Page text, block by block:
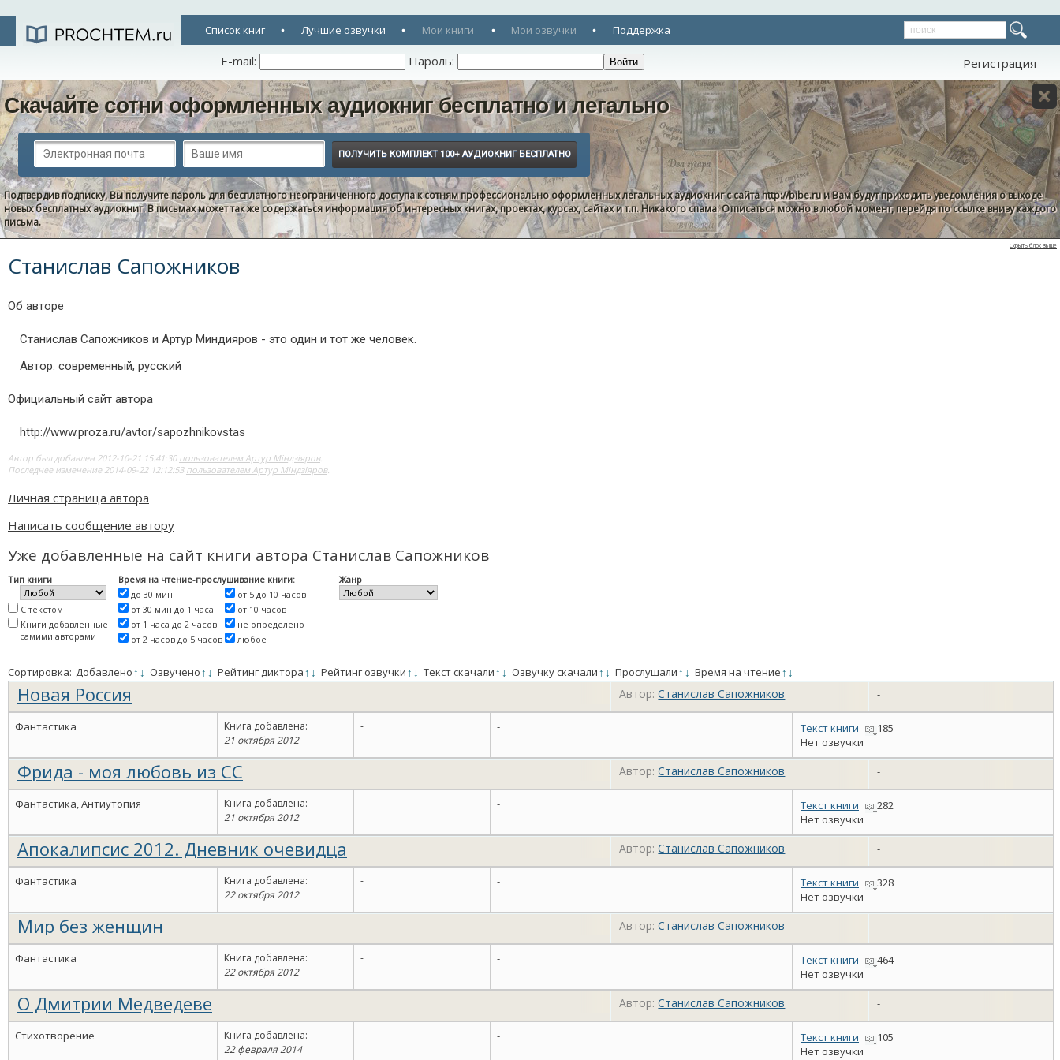
Список книг Лучшие озвучки Мои книги Мои озвучки Поддержка
E-mail: Пароль: Регистрация
Скачайте сотни оформленных аудиокниг бесплатно и легально
Подтвердив подписку, Вы получите пароль для бесплатного неограниченного доступа к сотням профессионально оформленных легальных аудиокниг с сайтаhttp://bibe.ruи Вам будут приходить уведомления о выходе
новых бесплатных аудиокниг. В письмах может так же содержаться информация об интересных книгах, проектах, курсах, сайтах и т.п. Никакого спама. Отписаться можно в любой момент, перейдя по ссылке внизу каждого
письма.
Скрыть блок выше
Станислав Сапожников
Об авторе
Станислав Сапожников и Артур Миндияров - это один и тот же человек.
Автор: современный, русский
Официальный сайт автора
http://www.proza.ru/avtor/sapozhnikovstas
Автор был добавлен 2012-10-21 15:41:30 пользователем Артур Мiндзiяров.
Последнее изменение 2014-09-22 12:12:53 пользователем Артур Мiндзiяров.
Личная страница автора
Написать сообщение автору
Уже добавленные на сайт книги автора Станислав Сапожников
Тип книги
С текстом
Книги добавленные
самими авторами
Время на чтение-прослушивание книги:
до 30 мин
от 30 мин до 1 часа
от 1 часа до 2 часов
от 2 часов до 5 часов
от 5 до 10 часов
от 10 часов
не определено
любое
Жанр
Сортировка: Добавлено↑ ↓ Озвучено↑ ↓ Рейтинг диктора↑ ↓ Рейтинг озвучки↑ ↓ Текст скачали↑ ↓ Озвучку скачали↑ ↓ Прослушали↑ ↓ Время на чтение↑ ↓
Новая Россия Автор:Станислав Сапожников -
Фантастика
Книга добавлена:
21 октября 2012
- - Текст книги
185
Нет озвучки
Фрида - моя любовь из СС Автор:Станислав Сапожников -
Фантастика, Антиутопия
Книга добавлена:
21 октября 2012
- - Текст книги
282
Нет озвучки
Апокалипсис 2012. Дневник очевидца Автор:Станислав Сапожников -
Фантастика
Книга добавлена:
22 октября 2012
- - Текст книги
328
Нет озвучки
Мир без женщин Автор:Станислав Сапожников -
Фантастика
Книга добавлена:
22 октября 2012
- - Текст книги
464
Нет озвучки
О Дмитрии Медведеве Автор:Станислав Сапожников -
Стихотворение
Книга добавлена:
22 февраля 2014
- - Текст книги
105
Нет озвучки